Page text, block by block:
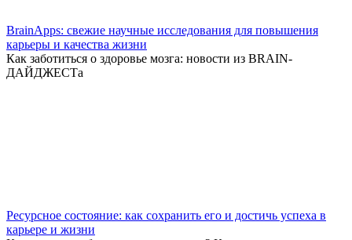
BrainApps: свежие научные исследования для повышения
карьеры и качества жизни
Как заботиться о здоровье мозга: новости из BRAIN-
ДАЙДЖЕСТа
Ресурсное состояние: как сохранить его и достичь успеха в
карьере и жизни